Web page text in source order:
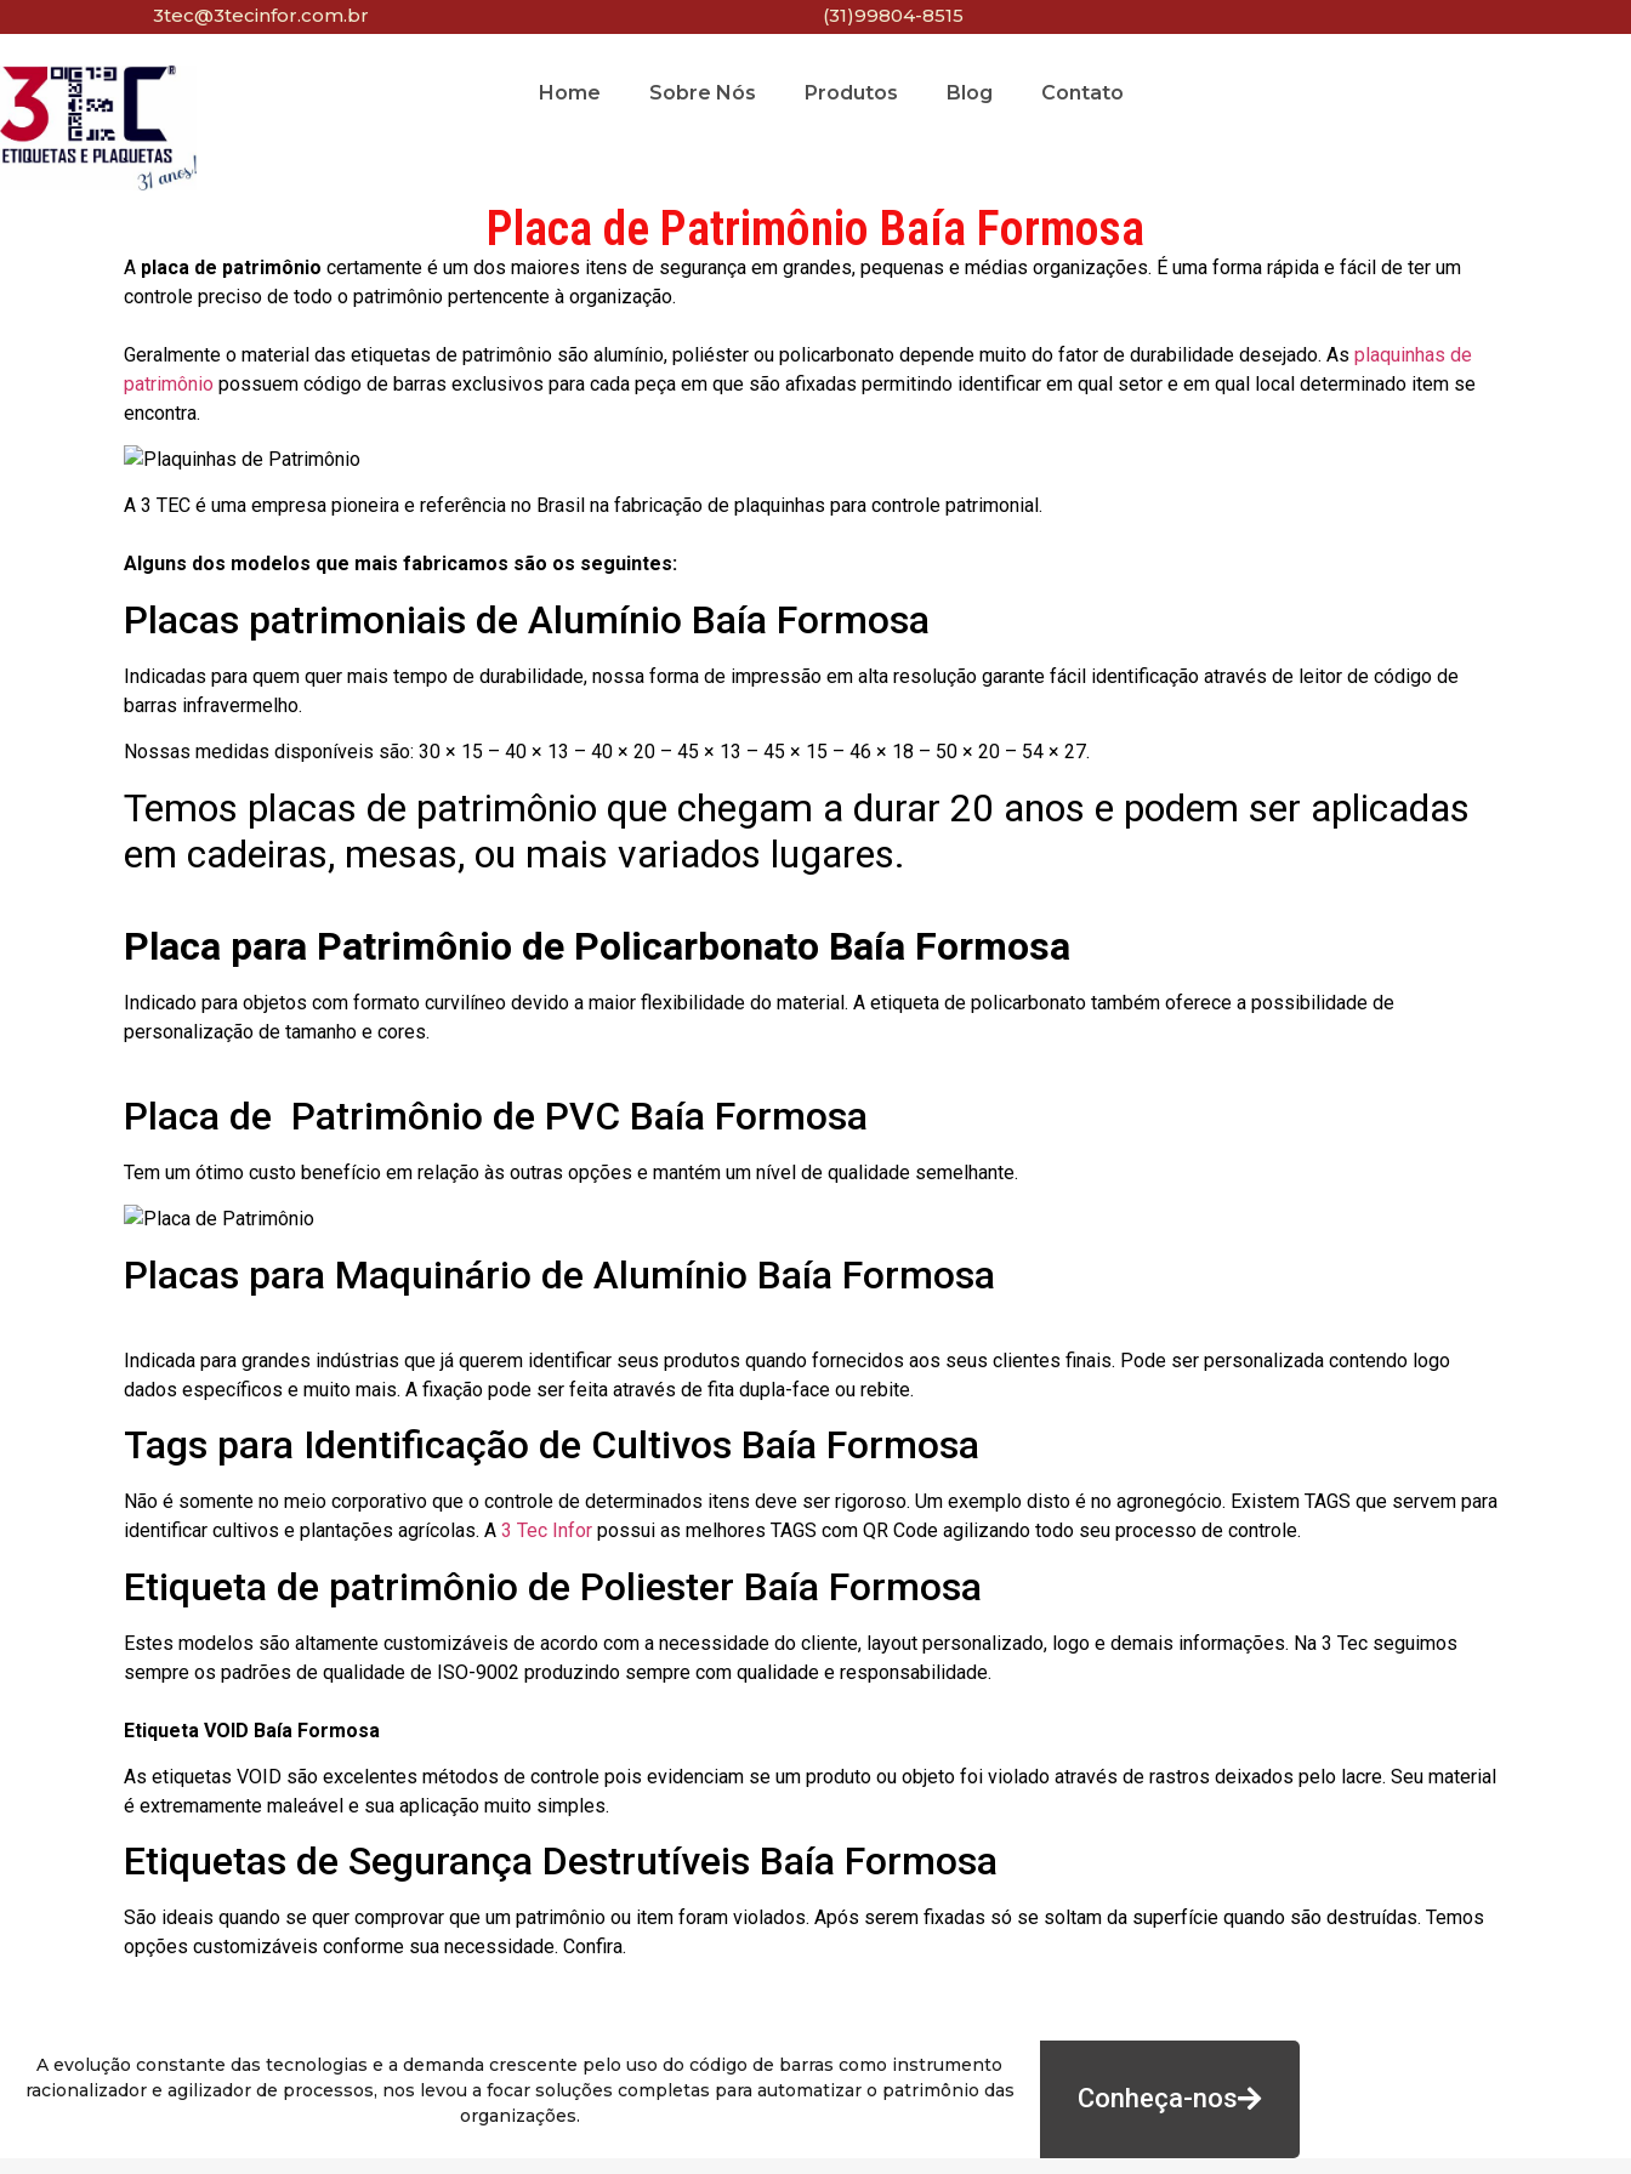
3tec@3tecinfor.com.br (31)99804-8515
Home Sobre Nós Produtos Blog Contato
Placa de Patrimônio Baía Formosa
A placa de patrimônio certamente é um dos maiores itens de segurança em grandes, pequenas e médias organizações. É uma forma rápida e fácil de ter um
controle preciso de todo o patrimônio pertencente à organização.
Geralmente o material das etiquetas de patrimônio são alumínio, poliéster ou policarbonato depende muito do fator de durabilidade desejado. As plaquinhas de
patrimônio possuem código de barras exclusivos para cada peça em que são afixadas permitindo identificar em qual setor e em qual local determinado item se
encontra.
A 3 TEC é uma empresa pioneira e referência no Brasil na fabricação de plaquinhas para controle patrimonial.
Alguns dos modelos que mais fabricamos são os seguintes:
Placas patrimoniais de Alumínio Baía Formosa
Indicadas para quem quer mais tempo de durabilidade, nossa forma de impressão em alta resolução garante fácil identificação através de leitor de código de
barras infravermelho.
Nossas medidas disponíveis são: 30 × 15 – 40 × 13 – 40 × 20 – 45 × 13 – 45 × 15 – 46 × 18 – 50 × 20 – 54 × 27.
Temos placas de patrimônio que chegam a durar 20 anos e podem ser aplicadas
em cadeiras, mesas, ou mais variados lugares.
Placa para Patrimônio de Policarbonato Baía Formosa
Indicado para objetos com formato curvilíneo devido a maior flexibilidade do material. A etiqueta de policarbonato também oferece a possibilidade de
personalização de tamanho e cores.
Placa de Patrimônio de PVC Baía Formosa
Tem um ótimo custo benefício em relação às outras opções e mantém um nível de qualidade semelhante.
Placas para Maquinário de Alumínio Baía Formosa
Indicada para grandes indústrias que já querem identificar seus produtos quando fornecidos aos seus clientes finais. Pode ser personalizada contendo logo
dados específicos e muito mais. A fixação pode ser feita através de fita dupla-face ou rebite.
Tags para Identificação de Cultivos Baía Formosa
Não é somente no meio corporativo que o controle de determinados itens deve ser rigoroso. Um exemplo disto é no agronegócio. Existem TAGS que servem para
identificar cultivos e plantações agrícolas. A 3 Tec Infor possui as melhores TAGS com QR Code agilizando todo seu processo de controle.
Etiqueta de patrimônio de Poliester Baía Formosa
Estes modelos são altamente customizáveis de acordo com a necessidade do cliente, layout personalizado, logo e demais informações. Na 3 Tec seguimos
sempre os padrões de qualidade de ISO-9002 produzindo sempre com qualidade e responsabilidade.
Etiqueta VOID Baía Formosa
As etiquetas VOID são excelentes métodos de controle pois evidenciam se um produto ou objeto foi violado através de rastros deixados pelo lacre. Seu material
é extremamente maleável e sua aplicação muito simples.
Etiquetas de Segurança Destrutíveis Baía Formosa
São ideais quando se quer comprovar que um patrimônio ou item foram violados. Após serem fixadas só se soltam da superfície quando são destruídas. Temos
opções customizáveis conforme sua necessidade. Confira.
A evolução constante das tecnologias e a demanda crescente pelo uso do código de barras como instrumento
racionalizador e agilizador de processos, nos levou a focar soluções completas para automatizar o patrimônio das
organizações.
Conheça-nos